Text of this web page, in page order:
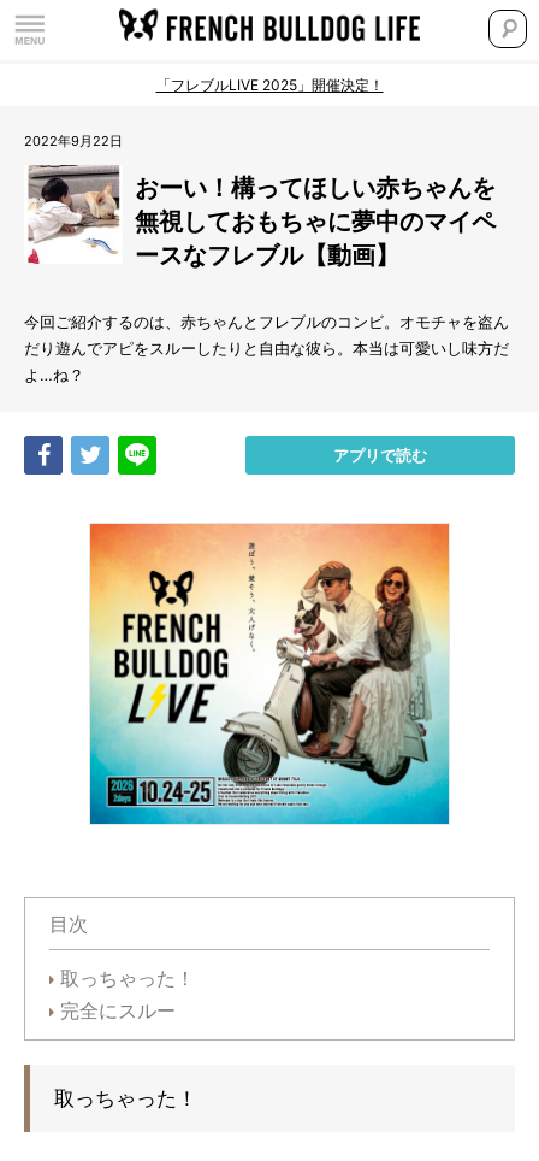
「フレブルLIVE 2025」開催決定！
2022年9月22日
おーい！構ってほしい赤ちゃんを
無視しておもちゃに夢中のマイペ
ースなフレブル【動画】
今回ご紹介するのは、赤ちゃんとフレブルのコンビ。オモチャを盗ん
だり遊んでアピをスルーしたりと自由な彼ら。本当は可愛いし味方だ
よ…ね？
Share Tweet アプリで読む
目次
取っちゃった！
完全にスルー
取っちゃった！